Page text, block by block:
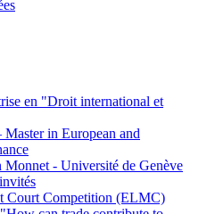
en "Droit international et
in European and
Monnet - Université de Genève
Court Competition (ELMC)